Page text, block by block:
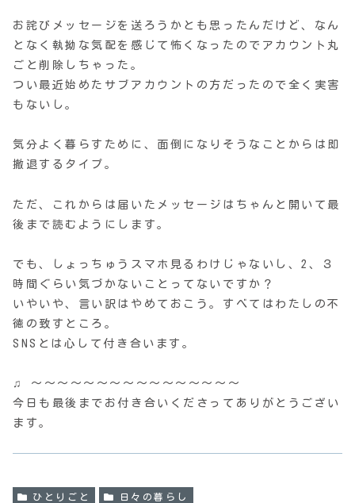
お詫びメッセージを送ろうかとも思ったんだけど、なん
となく執拗な気配を感じて怖くなったのでアカウント丸
ごと削除しちゃった。
つい最近始めたサブアカウントの方だったので全く実害
もないし。
気分よく暮らすために、面倒になりそうなことからは即
撤退するタイプ。
ただ、これからは届いたメッセージはちゃんと開いて最
後まで読むようにします。
でも、しょっちゅうスマホ見るわけじゃないし、2、３
時間ぐらい気づかないことってないですか？
いやいや、言い訳はやめておこう。すべてはわたしの不
徳の致すところ。
SNSとは心して付き合います。
♫ 〜〜〜〜〜〜〜〜〜〜〜〜〜〜〜〜
今日も最後までお付き合いくださってありがとうござい
ます。
ひとりごと 日々の暮らし